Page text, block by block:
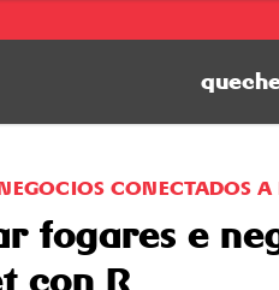
CONECTADOS
fogares e
con R